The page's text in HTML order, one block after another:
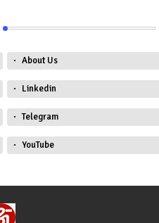
About Us
Linkedin
Telegram
YouTube